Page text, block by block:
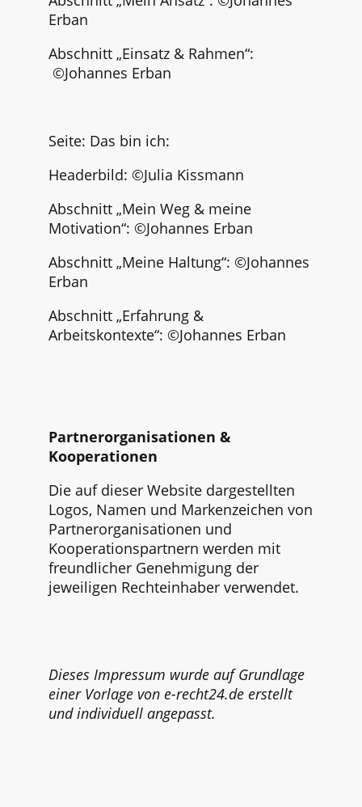
Erban
Abschnitt „Einsatz & Rahmen“:
©Johannes Erban
Seite: Das bin ich:
Headerbild: ©Julia Kissmann
Abschnitt „Mein Weg & meine
Motivation“: ©Johannes Erban
Abschnitt „Meine Haltung“: ©Johannes
Erban
Abschnitt „Erfahrung &
Arbeitskontexte“: ©Johannes Erban
Partnerorganisationen &
Kooperationen
Die auf dieser Website dargestellten
Logos, Namen und Markenzeichen von
Partnerorganisationen und
Kooperationspartnern werden mit
freundlicher Genehmigung der
jeweiligen Rechteinhaber verwendet.
Dieses Impressum wurde auf Grundlage
einer Vorlage von e-recht24.de erstellt
und individuell angepasst.